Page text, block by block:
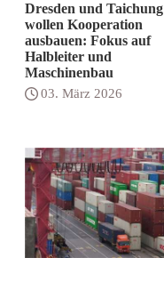
Dresden und Taichung
wollen Kooperation
ausbauen: Fokus auf
Halbleiter und
Maschinenbau
03. März 2026